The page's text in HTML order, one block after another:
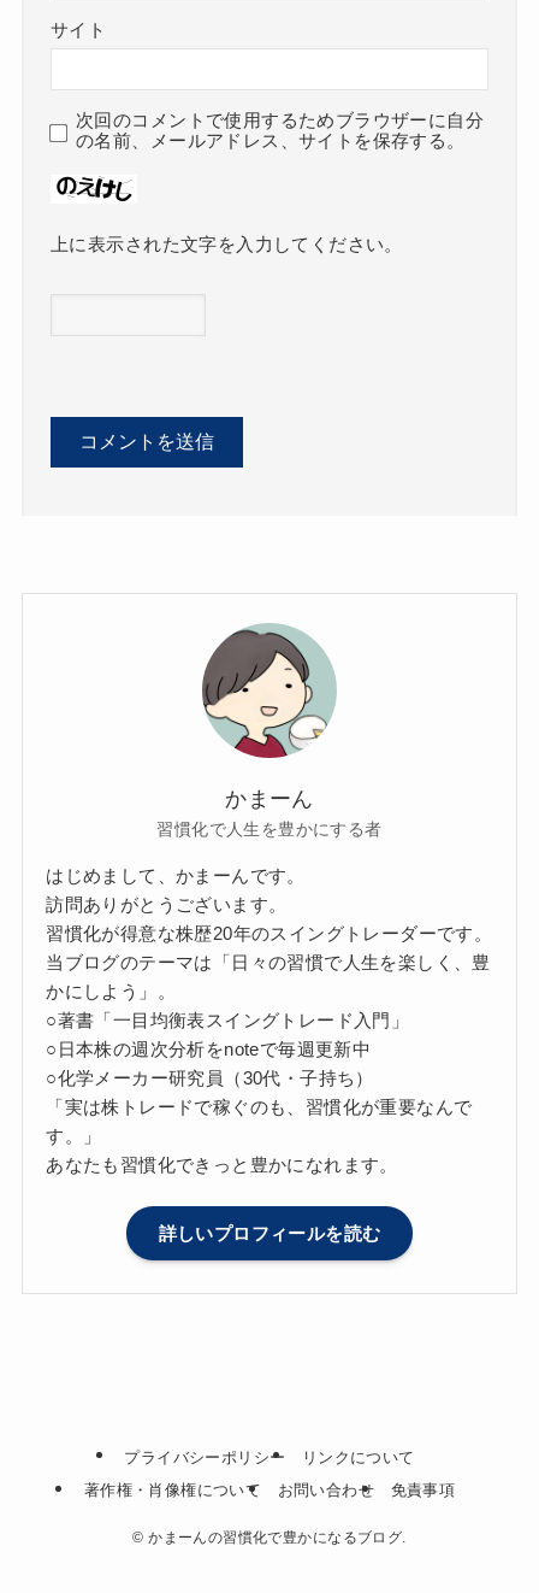
サイト
次回のコメントで使用するためブラウザーに自分
の名前、メールアドレス、サイトを保存する。
上に表示された文字を入力してください。
かまーん
習慣化で人生を豊かにする者
はじめまして、かまーんです。
訪問ありがとうございます。
習慣化が得意な株歴20年のスイングトレーダーです。
当ブログのテーマは「日々の習慣で人生を楽しく、豊
かにしよう」。
○著書「一目均衡表スイングトレード入門」
○日本株の週次分析をnoteで毎週更新中
○化学メーカー研究員（30代・子持ち）
「実は株トレードで稼ぐのも、習慣化が重要なんで
す。」
あなたも習慣化できっと豊かになれます。
詳しいプロフィールを読む
プライバシーポリシー
リンクについて
著作権・肖像権について
お問い合わせ 免責事項
© かまーんの習慣化で豊かになるブログ.